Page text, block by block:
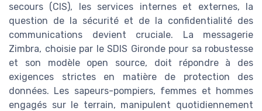
secours (CIS), les services internes et externes, la
question de la sécurité et de la confidentialité des
communications devient cruciale. La messagerie
Zimbra, choisie par le SDIS Gironde pour sa robustesse
et son modèle open source, doit répondre à des
exigences strictes en matière de protection des
données. Les sapeurs-pompiers, femmes et hommes
engagés sur le terrain, manipulent quotidiennement